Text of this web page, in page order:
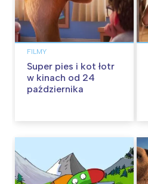
FILMY
Super pies i kot łotr
w kinach od 24
października